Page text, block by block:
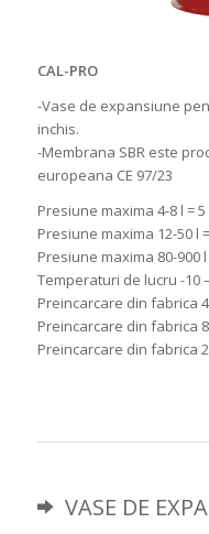
CAL-PRO
-Vase de expansiune
inchis.
-Membrana SBR este
europeana CE 97/23
Presiune maxima 4-8 l =
Presiune maxima 12-50 l
Presiune maxima 80-900
Temperaturi de lucru -10
Preincarcare din fabrica
Preincarcare din fabrica
Preincarcare din fabrica
VASE DE